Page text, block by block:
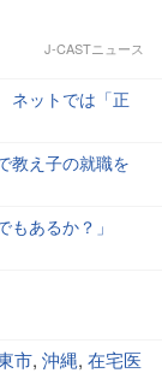
J-CASTニュース
ネットでは「正
教え子の就職を
もあるか？」
市, 沖縄, 在宅医